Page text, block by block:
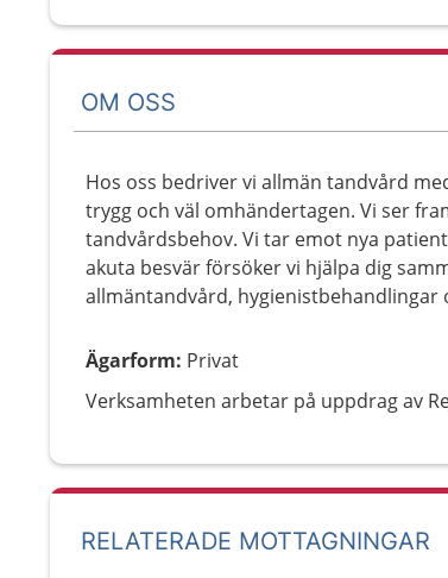
OM OSS
Hos oss bedriver vi allmän tandvård
trygg och väl omhändertagen. Vi ser
tandvårdsbehov. Vi tar emot nya
akuta besvär försöker vi hjälpa dig
allmäntandvård,
Ägarform: Privat
Verksamheten arbetar på uppdrag av
RELATERADE MOTTAGNINGAR